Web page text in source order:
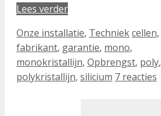
Lees verder
Categorieën
Onze installatie, TechniekTags
cellen,
fabrikant, garantie, mono,
monokristallijn, Opbrengst, poly,
polykristallijn, silicium 7 reacties